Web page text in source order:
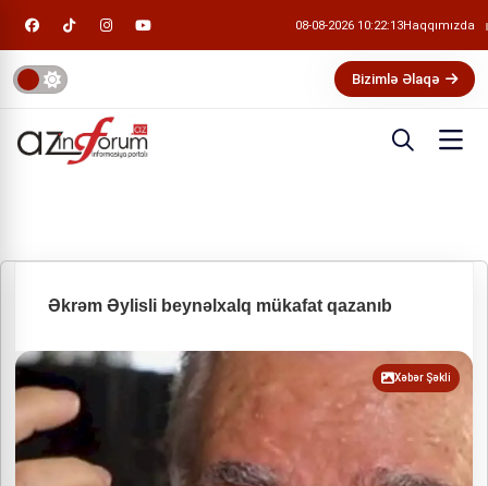
08-08-2026 10:22:14Haqqımızda
Bizimlə Əlaqə
Əkrəm Əylisli beynəlxalq mükafat qazanıb
Xəbər Şəkli